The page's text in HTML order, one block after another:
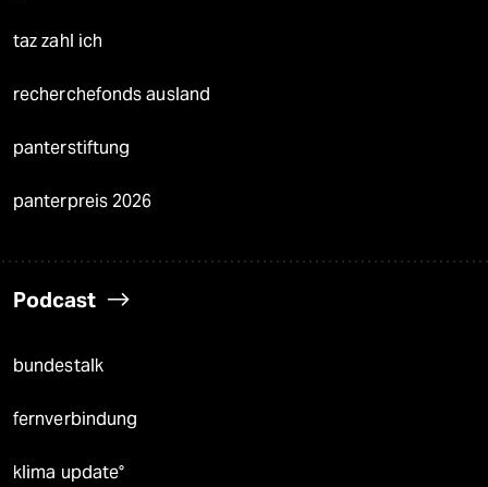
taz zahl ich
recherchefonds ausland
panterstiftung
panterpreis 2026
Podcast
bundestalk
fernverbindung
klima update°